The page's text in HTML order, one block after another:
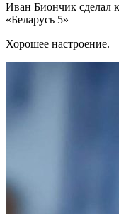
Иван Биончик сделал
«Беларусь 5»
Хорошее настроение.